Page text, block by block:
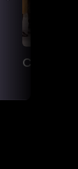
Cap: 661